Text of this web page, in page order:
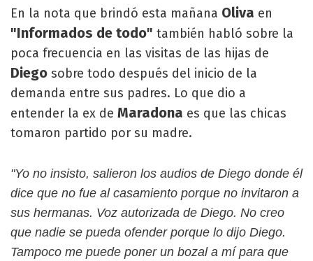
En la nota que brindó esta mañana Oliva en
"Informados de todo" también habló sobre la
poca frecuencia en las visitas de las hijas de
Diego sobre todo después del inicio de la
demanda entre sus padres. Lo que dio a
entender la ex de Maradona es que las chicas
tomaron partido por su madre.
"Yo no insisto, salieron los audios de Diego donde él
dice que no fue al casamiento porque no invitaron a
sus hermanas. Voz autorizada de Diego. No creo
que nadie se pueda ofender porque lo dijo Diego.
Tampoco me puede poner un bozal a mí para que